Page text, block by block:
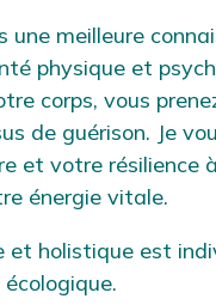
une meilleure
physique et
corps, vous
de guérison. Je
et votre résilience
énergie vitale.
et holistique est